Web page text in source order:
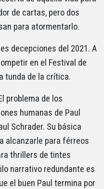
de cartas, pero dos
para atormentarlo.
decepciones del 2021. A
en el Festival de
tunda de la crítica.
problema de los
humanas de Paul
Schrader. Su básica
alcanzarle para férreos
thrillers de tintes
narrativo redundante es
el buen Paul termina por